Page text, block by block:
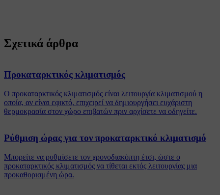
Σχετικά άρθρα
Προκαταρκτικός κλιματισμός
Ο προκαταρκτικός κλιματισμός είναι λειτουργία κλιματισμού η
οποία, αν είναι εφικτό, επιχειρεί να δημιουργήσει ευχάριστη
θερμοκρασία στον χώρο επιβατών πριν αρχίσετε να οδηγείτε.
Ρύθμιση ώρας για τον προκαταρκτικό κλιματισμό
Μπορείτε να ρυθμίσετε τον χρονοδιακόπτη έτσι, ώστε ο
προκαταρκτικός κλιματισμός να τίθεται εκτός λειτουργίας μια
προκαθορισμένη ώρα.